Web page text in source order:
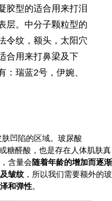
胶型的适合用来打泪
层。中分子颗粒型的
令纹，额头，太阳穴
合用来打鼻梁及下
：瑞蓝2号，伊婉、
凹陷的区域。玻尿酸
糖醛酸，也是存在人体肌肤真
含量会随着年龄的增加而逐渐
皱纹，所以我们需要额外的玻
和弹性。